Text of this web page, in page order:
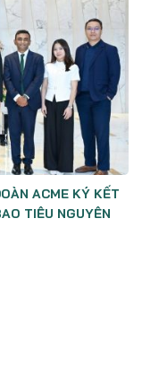
ACME KÝ KẾT
TIÊU NGUYÊN